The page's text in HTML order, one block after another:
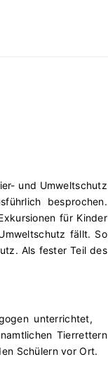
und Umweltschutz
besprochen.
für Kinder
fällt. So
Als fester Teil des
unterrichtet,
Tierrettern
Schülern vor Ort.